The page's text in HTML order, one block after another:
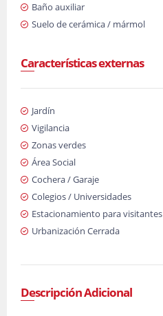
Baño auxiliar
Suelo de cerámica / mármol
Características externas
Jardín
Vigilancia
Zonas verdes
Área Social
Cochera / Garaje
Colegios / Universidades
Estacionamiento para visitantes
Urbanización Cerrada
Descripción Adicional